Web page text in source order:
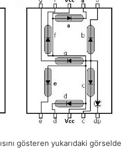
gösteren yukarıdaki görselde